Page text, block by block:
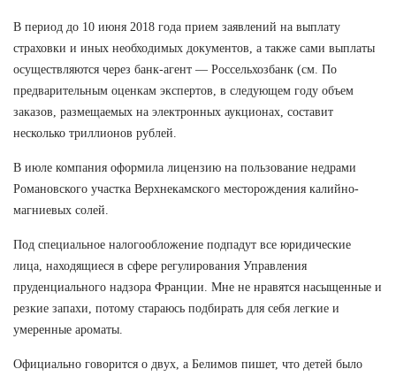
В период до 10 июня 2018 года прием заявлений на выплату
страховки и иных необходимых документов, а также сами выплаты
осуществляются через банк-агент — Россельхозбанк (см. По
предварительным оценкам экспертов, в следующем году объем
заказов, размещаемых на электронных аукционах, составит
несколько триллионов рублей.
В июле компания оформила лицензию на пользование недрами
Романовского участка Верхнекамского месторождения калийно-
магниевых солей.
Под специальное налогообложение подпадут все юридические
лица, находящиеся в сфере регулирования Управления
пруденциального надзора Франции. Мне не нравятся насыщенные и
резкие запахи, потому стараюсь подбирать для себя легкие и
умеренные ароматы.
Официально говорится о двух, а Белимов пишет, что детей было